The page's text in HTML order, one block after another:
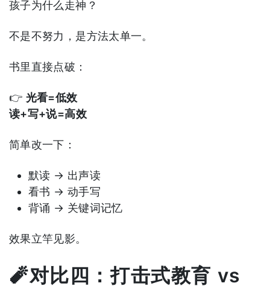
孩子为什么走神？
不是不努力，是方法太单一。
书里直接点破：
👉 光看=低效
读+写+说=高效
简单改一下：
默读 → 出声读
看书 → 动手写
背诵 → 关键词记忆
效果立竿见影。
🧨对比四：打击式教育 vs